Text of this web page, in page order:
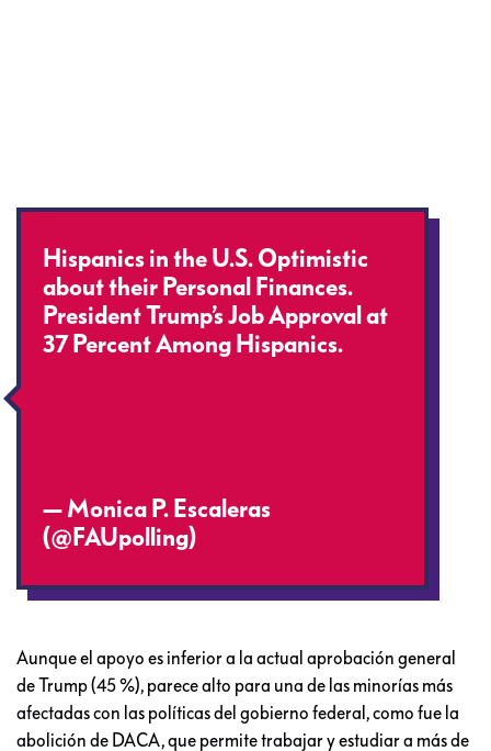
Hispanics in the U.S. Optimistic
about their Personal Finances.
President Trump’s Job Approval at
37 Percent Among Hispanics.
— Monica P. Escaleras
(@FAUpolling)
Aunque el apoyo es inferior a la actual aprobación general
de Trump (45 %), parece alto para una de las minorías más
afectadas con las políticas del gobierno federal, como fue la
abolición de DACA, que permite trabajar y estudiar a más de